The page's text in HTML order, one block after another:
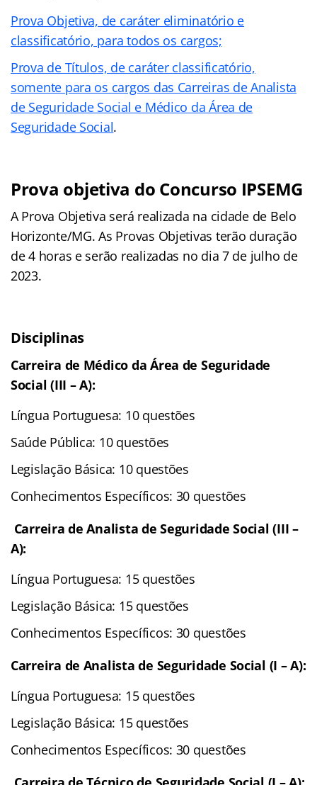
Prova Objetiva, de caráter eliminatório e
classificatório, para todos os cargos;
Prova de Títulos, de caráter classificatório,
somente para os cargos das Carreiras de Analista
de Seguridade Social e Médico da Área de
Seguridade Social.
Prova objetiva do Concurso IPSEMG
A Prova Objetiva será realizada na cidade de Belo
Horizonte/MG. As Provas Objetivas terão duração
de 4 horas e serão realizadas no dia 7 de julho de
2023.
Disciplinas
Carreira de Médico da Área de Seguridade
Social (III – A):
Língua Portuguesa: 10 questões
Saúde Pública: 10 questões
Legislação Básica: 10 questões
Conhecimentos Específicos: 30 questões
Carreira de Analista de Seguridade Social (III –
A):
Língua Portuguesa: 15 questões
Legislação Básica: 15 questões
Conhecimentos Específicos: 30 questões
Carreira de Analista de Seguridade Social (I – A):
Língua Portuguesa: 15 questões
Legislação Básica: 15 questões
Conhecimentos Específicos: 30 questões